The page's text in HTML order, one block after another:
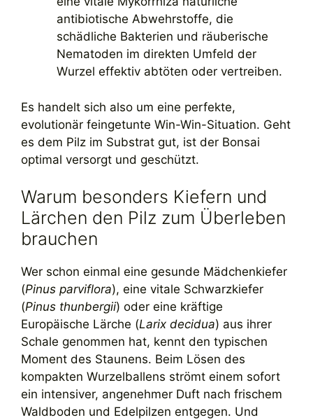
antibiotische Abwehrstoffe, die
schädliche Bakterien und räuberische
Nematoden im direkten Umfeld der
Wurzel effektiv abtöten oder vertreiben.
Es handelt sich also um eine perfekte,
evolutionär feingetunte Win-Win-Situation. Geht
es dem Pilz im Substrat gut, ist der Bonsai
optimal versorgt und geschützt.
Warum besonders Kiefern und
Lärchen den Pilz zum Überleben
brauchen
Wer schon einmal eine gesunde Mädchenkiefer
(Pinus parviflora), eine vitale Schwarzkiefer
(Pinus thunbergii) oder eine kräftige
Europäische Lärche (Larix decidua) aus ihrer
Schale genommen hat, kennt den typischen
Moment des Staunens. Beim Lösen des
kompakten Wurzelballens strömt einem sofort
ein intensiver, angenehmer Duft nach frischem
Waldboden und Edelpilzen entgegen. Und